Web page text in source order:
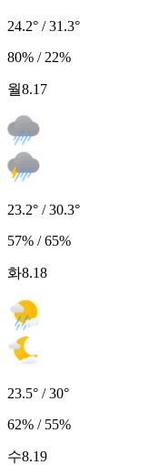
24.2° / 31.3°
80% / 22%
월8.17
23.2° / 30.3°
57% / 65%
화8.18
23.5° / 30°
62% / 55%
수8.19